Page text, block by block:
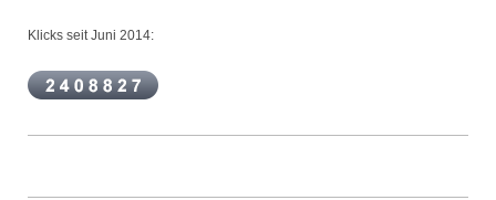
Klicks seit Juni 2014: